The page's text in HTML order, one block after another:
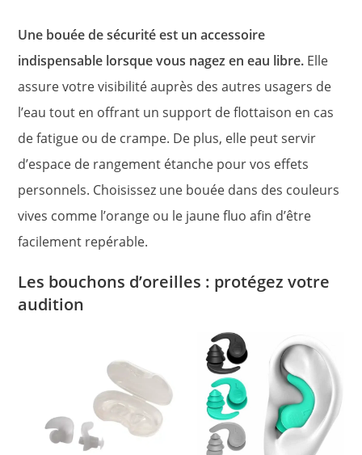
Une bouée de sécurité est un accessoire
indispensable lorsque vous nagez en eau libre. Elle
assure votre visibilité auprès des autres usagers de
l’eau tout en offrant un support de flottaison en cas
de fatigue ou de crampe. De plus, elle peut servir
d’espace de rangement étanche pour vos effets
personnels. Choisissez une bouée dans des couleurs
vives comme l’orange ou le jaune fluo afin d’être
facilement repérable.
Les bouchons d’oreilles : protégez votre
audition